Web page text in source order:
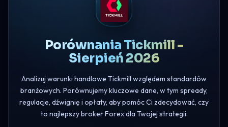
Porównania Tickmill -
Sierpień 2026
Analizuj warunki handlowe Tickmill względem standardów
branżowych. Porównujemy kluczowe dane, w tym spready,
regulacje, dźwignię i opłaty, aby pomóc Ci zdecydować, czy
to najlepszy broker Forex dla Twojej strategii.